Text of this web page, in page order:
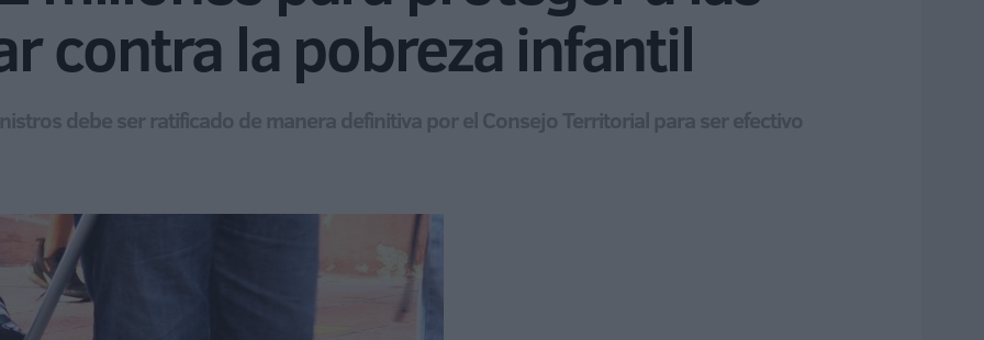
contra la pobreza infantil
debe ser ratificado de manera definitiva por el Consejo Territorial para ser efectivo